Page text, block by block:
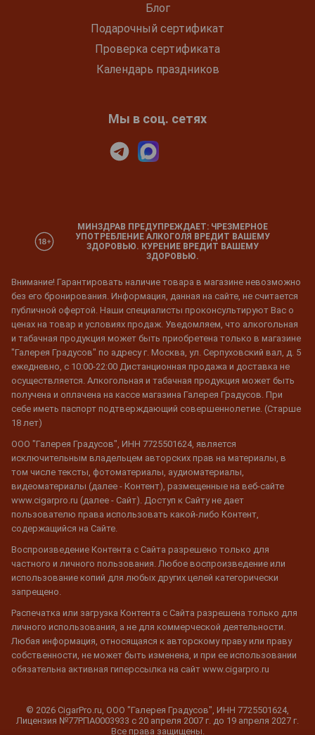
Блог
Подарочный сертификат
Проверка сертификата
Календарь праздников
Мы в соц. сетях
МИНЗДРАВ ПРЕДУПРЕЖДАЕТ: ЧРЕЗМЕРНОЕ
УПОТРЕБЛЕНИЕ АЛКОГОЛЯ ВРЕДИТ ВАШЕМУ
ЗДОРОВЬЮ. КУРЕНИЕ ВРЕДИТ ВАШЕМУ
ЗДОРОВЬЮ.
Внимание! Гарантировать наличие товара в магазине невозможно
без его бронирования. Информация, данная на сайте, не считается
публичной офертой. Наши специалисты проконсультируют Вас о
ценах на товар и условиях продаж. Уведомляем, что алкогольная
и табачная продукция может быть приобретена только в магазине
"Галерея Градусов" по адресу г. Москва, ул. Серпуховский вал, д. 5
ежедневно, с 10:00-22:00 Дистанционная продажа и доставка не
осуществляется. Алкогольная и табачная продукция может быть
получена и оплачена на кассе магазина Галерея Градусов. При
себе иметь паспорт подтверждающий совершеннолетие. (Старше
18 лет)
ООО "Галерея Градусов", ИНН 7725501624, является
исключительным владельцем авторских прав на материалы, в
том числе тексты, фотоматериалы, аудиоматериалы,
видеоматериалы (далее - Контент), размещенные на веб-сайте
www.cigarpro.ru (далее - Сайт). Доступ к Сайту не дает
пользователю права использовать какой-либо Контент,
содержащийся на Сайте.
Воспроизведение Контента с Сайта разрешено только для
частного и личного пользования. Любое воспроизведение или
использование копий для любых других целей категорически
запрещено.
Распечатка или загрузка Контента с Сайта разрешена только для
личного использования, а не для коммерческой деятельности.
Любая информация, относящаяся к авторскому праву или праву
собственности, не может быть изменена, и при ее использовании
обязательна активная гиперссылка на сайт www.cigarpro.ru
© 2026 CigarPro.ru, ООО "Галерея Градусов", ИНН 7725501624,
Лицензия №77РПА0003933 c 20 апреля 2007 г. до 19 апреля 2027 г.
Все права защищены.